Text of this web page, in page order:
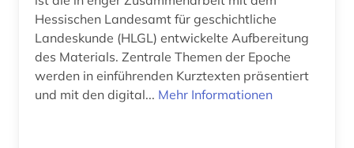
bauunternehmer (1)
bauwerk (1)
bayerisch-schwaben (1)
Hessischen Landesamt für geschichtliche
Landeskunde (HLGL) entwickelte Aufbereitung
des Materials. Zentrale Themen der Epoche
werden in einführenden Kurztexten präsentiert
und mit den digital... Mehr Informationen